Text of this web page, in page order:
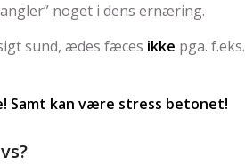
noget i dens ernæring.
sund, ædes fæces ikke pga. f.eks.
Samt kan være stress betonet!